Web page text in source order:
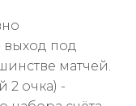
выход под
матчей.
2 очка) -